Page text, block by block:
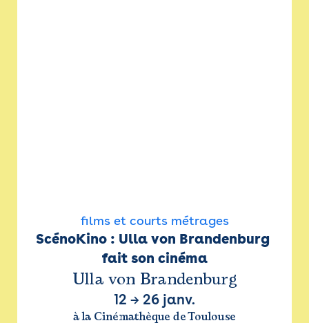
films et courts métrages
ScénoKino : Ulla von Brandenburg
fait son cinéma
Ulla von Brandenburg
12 → 26 janv.
à la Cinémathèque de Toulouse